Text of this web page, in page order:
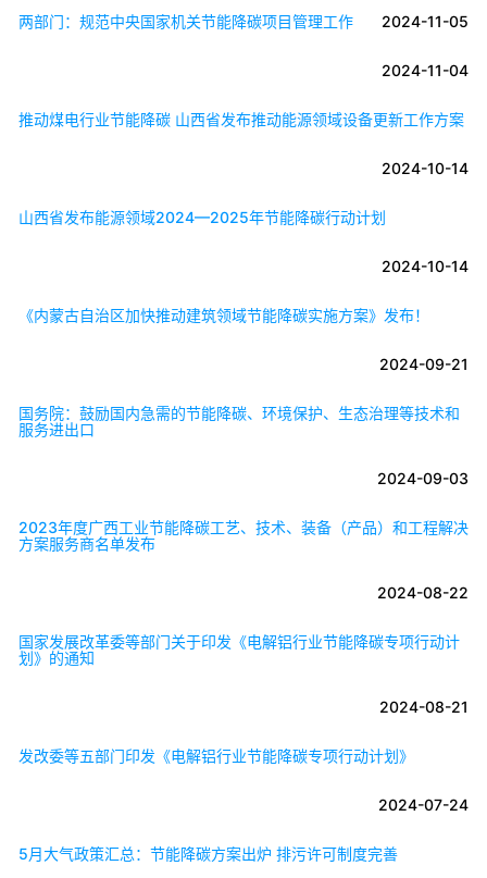
2024-11-05
两部门：规范中央国家机关节能降碳项目管理工作
2024-11-04
推动煤电行业节能降碳 山西省发布推动能源领域设备更新工作方案
2024-10-14
山西省发布能源领域2024—2025年节能降碳行动计划
2024-10-14
《内蒙古自治区加快推动建筑领域节能降碳实施方案》发布！
2024-09-21
国务院：鼓励国内急需的节能降碳、环境保护、生态治理等技术和
服务进出口
2024-09-03
2023年度广西工业节能降碳工艺、技术、装备（产品）和工程解决
方案服务商名单发布
2024-08-22
国家发展改革委等部门关于印发《电解铝行业节能降碳专项行动计
划》的通知
2024-08-21
发改委等五部门印发《电解铝行业节能降碳专项行动计划》
2024-07-24
5月大气政策汇总：节能降碳方案出炉 排污许可制度完善